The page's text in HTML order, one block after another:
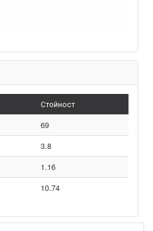
Стойност
69
3.8
1.16
10.74